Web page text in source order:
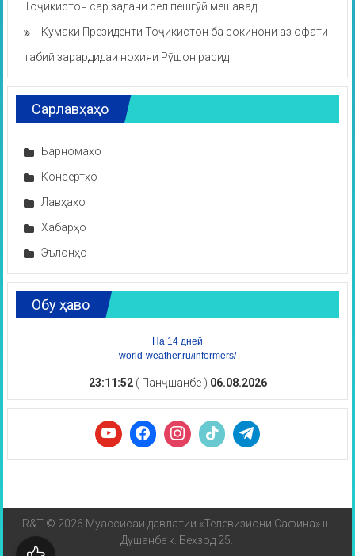
Тоҷикистон сар задани сел пешгӯӣ мешавад
Кумаки Президенти Тоҷикистон ба сокинони аз офати
табиӣ зарардидаи ноҳияи Рӯшон расид
Сарлавҳаҳо
Барномаҳо
Консертҳо
Лавҳаҳо
Хабарҳо
Эълонҳо
Обу ҳаво
На 14 дней
world-weather.ru/informers/
23:11:52( Панҷшанбе ) 06.08.2026
R&T © 2026 Муассисаи давлатии «Телевизиони Сафина» ш.
Душанбе к. Беҳзод 25.